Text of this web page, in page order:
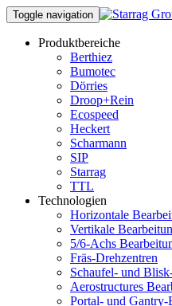
Toggle navigation
Produktbereiche
Berthiez
Bumotec
Dörries
Droop+Rein
Ecospeed
Heckert
Scharmann
SIP
Starrag
TTL
Technologien
Horizontale
Vertikale
5/6-Achs
Fräs-Drehzentren
Schaufel- und
Aerostructures
Portal- und Gantry-